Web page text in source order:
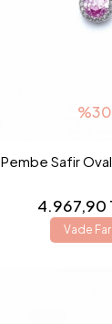
%30
Pembe Safir
4.967,90
Vade